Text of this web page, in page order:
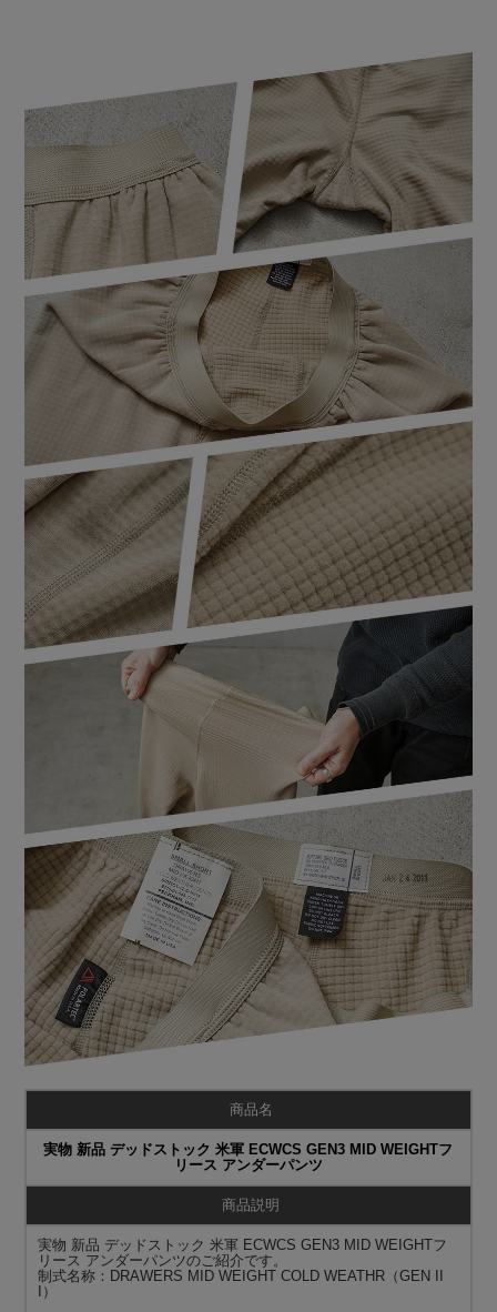
商品名
実物 新品 デッドストック 米軍 ECWCS GEN3 MID WEIGHTフ
リース アンダーパンツ
商品説明
実物 新品 デッドストック 米軍 ECWCS GEN3 MID WEIGHTフ
リース アンダーパンツのご紹介です。
制式名称：DRAWERS MID WEIGHT COLD WEATHR（GEN II
I）